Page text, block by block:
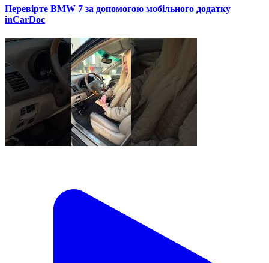
Перевірте BMW 7 за допомогою мобільного додатку
inCarDoc